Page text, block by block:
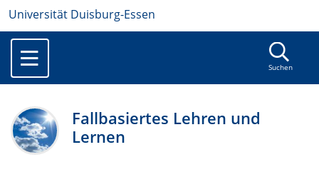
Universität Duisburg-Essen
Suchen
Fallbasiertes Lehren und
Lernen